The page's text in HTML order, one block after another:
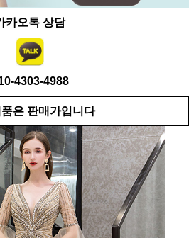
카오톡 상담
4303-4988
은 판매가입니다